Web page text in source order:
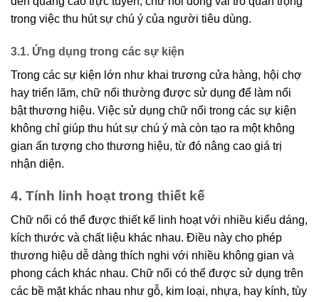
trong việc thu hút sự chú ý của người tiêu dùng.
3.1. Ứng dụng trong các sự kiện
Trong các sự kiện lớn như khai trương cửa hàng, hội chợ
hay triển lãm, chữ nổi thường được sử dụng để làm nổi
bật thương hiệu. Việc sử dụng chữ nổi trong các sự kiện
không chỉ giúp thu hút sự chú ý mà còn tạo ra một không
gian ấn tượng cho thương hiệu, từ đó nâng cao giá trị
nhận diện.
4. Tính linh hoạt trong thiết kế
Chữ nổi có thể được thiết kế linh hoạt với nhiều kiểu dáng,
kích thước và chất liệu khác nhau. Điều này cho phép
thương hiệu dễ dàng thích nghi với nhiều không gian và
phong cách khác nhau. Chữ nổi có thể được sử dụng trên
các bề mặt khác nhau như gỗ, kim loại, nhựa, hay kính, tùy